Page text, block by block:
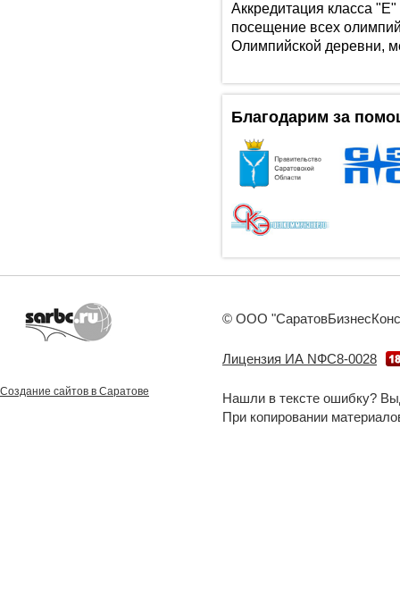
Аккредитация класса
посещение всех
Олимпийской деревни,
Благодарим за
© ООО
Лицензия ИА NФС8-0028
Нашли в тексте ошибку?
При копировании
Создание сайтов в Саратове